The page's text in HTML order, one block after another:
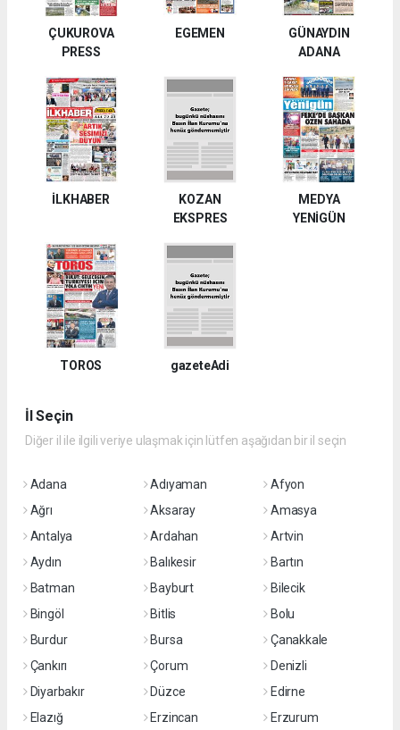
ÇUKUROVA
PRESS
EGEMEN
GÜNAYDIN
ADANA
İLKHABER
KOZAN
EKSPRES
MEDYA
YENİGÜN
TOROS gazeteAdi
İl Seçin
Diğer il ile ilgili veriye ulaşmak için lütfen aşağıdan bir il seçin
Adana Adıyaman
Afyon
Ağrı
Aksaray
Amasya
Antalya
Ardahan
Artvin
Aydın
Balıkesir
Bartın
Batman
Bayburt
Bilecik
Bingöl
Bitlis
Bolu
Burdur
Bursa
Çanakkale
Çankırı
Çorum
Denizli
Diyarbakır
Düzce
Edirne
Elazığ
Erzincan
Erzurum